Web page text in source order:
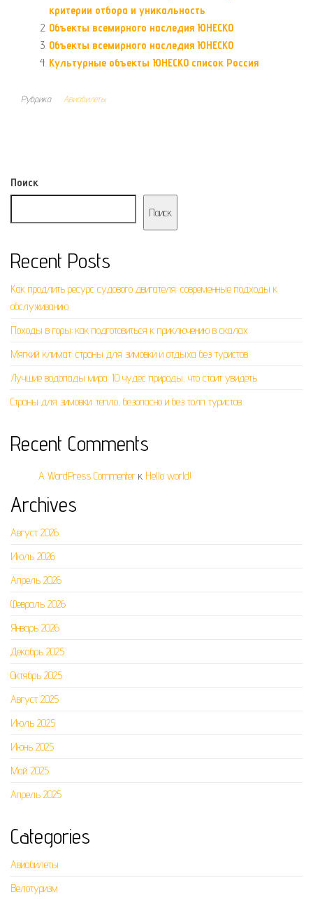
критерии отбора и уникальность
Объекты всемирного наследия ЮНЕСКО
Объекты всемирного наследия ЮНЕСКО
Культурные объекты ЮНЕСКО список Россия
Рубрика Авиабилеты
Поиск
Поиск
Recent Posts
Как продлить ресурс судового двигателя: современные подходы к
обслуживанию
Походы в горы: как подготовиться к приключению в скалах
Мягкий климат: страны для зимовки и отдыха без туристов
Лучшие водопады мира: 10 чудес природы, что стоит увидеть
Страны для зимовки: тепло, безопасно и без толп туристов
Recent Comments
A WordPress Commenter к Hello world!
Archives
Август 2026
Июль 2026
Апрель 2026
Февраль 2026
Январь 2026
Декабрь 2025
Октябрь 2025
Август 2025
Июль 2025
Июнь 2025
Май 2025
Апрель 2025
Categories
Авиабилеты
Велотуризм